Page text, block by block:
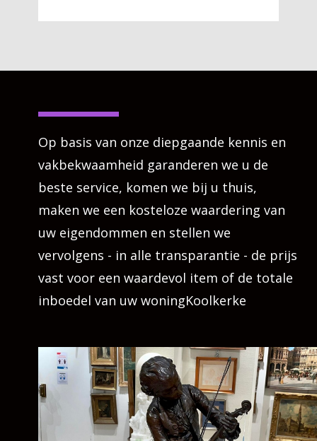
Op basis van onze diepgaande kennis en
vakbekwaamheid garanderen we u de
beste service, komen we bij u thuis,
maken we een kosteloze waardering van
uw eigendommen en stellen we
vervolgens - in alle transparantie - de prijs
vast voor een waardevol item of de totale
inboedel van uw woningKoolkerke